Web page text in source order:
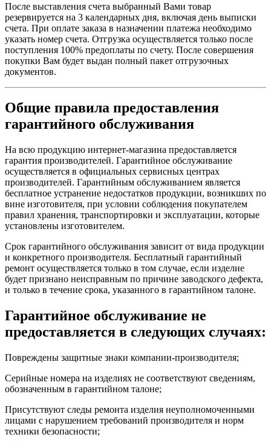
После выставления счета выбранный Вами товар
резервируется на 3 календарных дня, включая день выписки
счета. При оплате заказа в назначении платежа необходимо
указать номер счета. Отгрузка осуществляется только после
поступления 100% предоплаты по счету. После совершения
покупки Вам будет выдан полный пакет отгрузочных
документов.
Общие правила предоставления
гарантийного обслуживания
На всю продукцию интернет-магазина предоставляется
гарантия производителей. Гарантийное обслуживание
осуществляется в официальных сервисных центрах
производителей. Гарантийным обслуживанием является
бесплатное устранение недостатков продукции, возникших по
вине изготовителя, при условии соблюдения покупателем
правил хранения, транспортировки и эксплуатации, которые
установлены изготовителем.
Срок гарантийного обслуживания зависит от вида продукции
и конкретного производителя. Бесплатный гарантийный
ремонт осуществляется только в том случае, если изделие
будет признано неисправным по причине заводского дефекта,
и только в течение срока, указанного в гарантийном талоне.
Гарантийное обслуживание не
предоставляется в следующих случаях:
Повреждены защитные знаки компании-производителя;
Серийные номера на изделиях не соответствуют сведениям,
обозначенным в гарантийном талоне;
Присутствуют следы ремонта изделия неуполномоченными
лицами с нарушением требований производителя и норм
техники безопасности;